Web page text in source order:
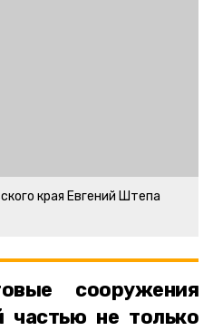
края Евгений Штепа
сооружения
частью не только